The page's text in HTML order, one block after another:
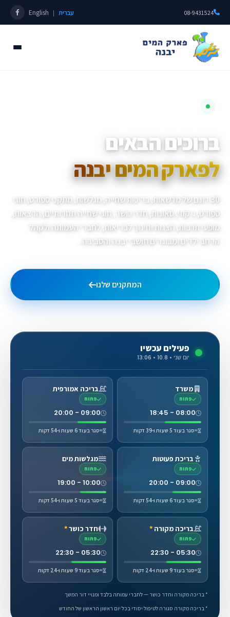
08-9431524 עברית |
English
ברוכים הבאים
לפארק המים יבנה
30 דונם של מדשאות, בריכות שחייה, מגלשות, מתקני ספורט, חוגי
ספורט, ג׳קוזי, סאונות, חדר כושר, חוגי שחייה תחרותיים, הרצאות,
מופעי תרבות, הצגות וחינוך לבריאות, לחברי העמותה ולקהל
הרחב ילדים ומבוגרים תושבי יבנה והסביבה...
המתקנים שלנו
פעילים עכשיו
יום שני • 10.8 • 13:06
משרד
פתוח
08:00 - 18:45
ייסגר בעוד 5 שעות ו-39 דקות
בריכה אמורפית
פתוח
09:00 - 20:00
ייסגר בעוד 6 שעות ו-54 דקות
בריכת פעוטות
פתוח
09:00 - 20:00
ייסגר בעוד 6 שעות ו-54 דקות
מגלשות מים
פתוח
10:00 - 19:00
ייסגר בעוד 5 שעות ו-54 דקות
בריכה מקורה *
פתוח
05:30 - 22:30
ייסגר בעוד 9 שעות ו-24 דקות
חדר כושר*
פתוח
05:30 - 22:30
ייסגר בעוד 9 שעות ו-24 דקות
* בריכה מקורה וחדר כושר — לחברי עמותה בלבד ומנויי דור המשך
* בריכה מקורה סגורה לטיפול יסודי בכל יום ראשון הראשון של החודש